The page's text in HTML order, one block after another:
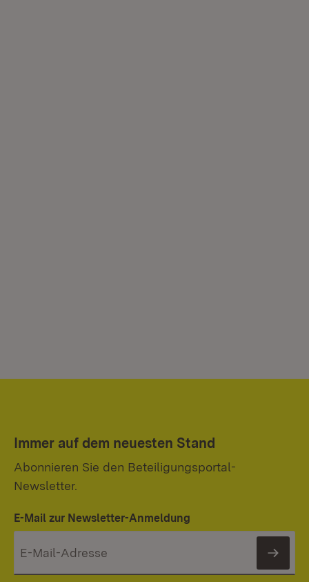
Immer auf dem neuesten Stand
Abonnieren Sie den Beteiligungsportal-
Newsletter.
E-Mail zur Newsletter-Anmeldung